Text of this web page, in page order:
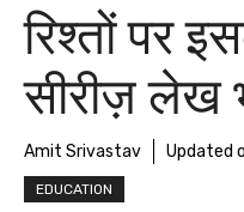
रिश्तों पर
सीरीज़ लेख
Amit Srivastav Updated
EDUCATION